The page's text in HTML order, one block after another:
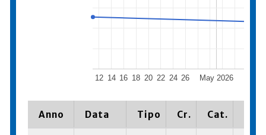
May 2026
12 14 16 18 20 22 24 26
Anno Data Tipo Cr. Cat.